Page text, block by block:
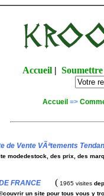
Accueil|
Accueil =>
de Vente VÃªtements
modedestock, des prix, des
FRANCE( 1965 visites
un site pour tous vous y